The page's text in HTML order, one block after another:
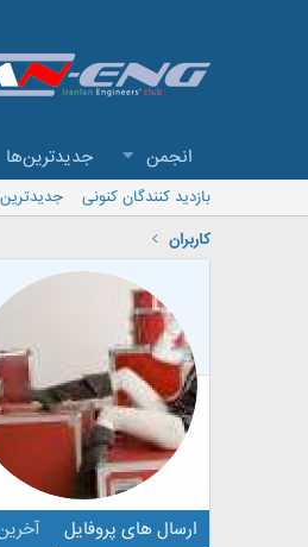
انجمن جدیدترین‌ها
بازدید کنندگان کنونی
کاربران
ارسال های پروفایل